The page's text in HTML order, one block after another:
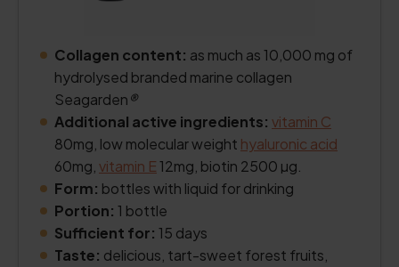
Collagen content: as much as 10,000 mg of
hydrolysed branded marine collagen
Seagarden®
Additional active ingredients: vitamin C
80mg, low molecular weight hyaluronic acid
60mg, vitamin E12mg, biotin 2500 µg.
Form: bottles with liquid for drinking
Portion: 1 bottle
Sufficient for: 15 days
Taste: delicious, tart-sweet forest fruits,